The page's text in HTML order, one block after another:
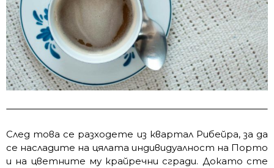
След това се разходете из квартал Рибейра, за да
се насладите на цялата индивидуалност на Порто
и на цветните му крайречни сгради. Докато сте